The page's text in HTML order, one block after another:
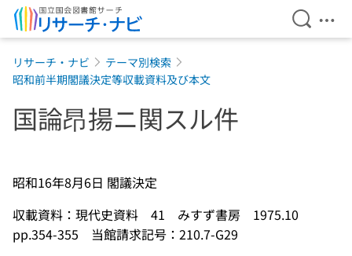
検索を
メ
リサーチ・ナビ
テーマ別検索
昭和前半期閣議決定等収載資料及び本文
国論昂揚ニ関スル件
昭和16年8月6日 閣議決定
収載資料：現代史資料 41 みすず書房 1975.10
pp.354-355 当館請求記号：210.7-G29